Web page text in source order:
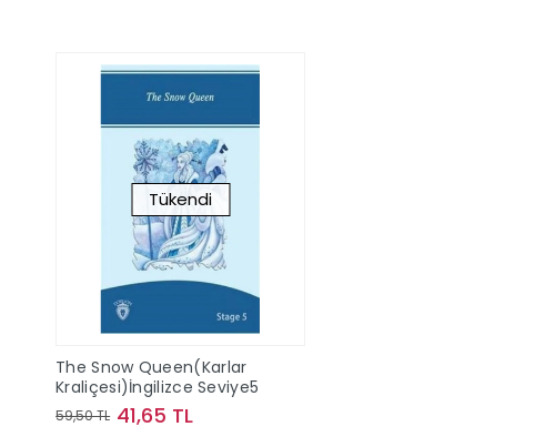
Tükendi
The Snow Queen(Karlar
Kraliçesi)İngilizce Seviye5
59,50 TL 41,65 TL